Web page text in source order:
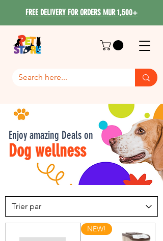
FREE DELIVERY FOR ORDERS MUR 1,500+
Enjoy amazing Deals on
Dog wellness
NEW!